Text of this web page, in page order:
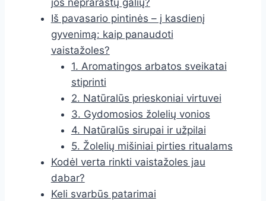
jos neprarastų galių?
Iš pavasario pintinės – į kasdienį
gyvenimą: kaip panaudoti
vaistažoles?
1. Aromatingos arbatos sveikatai
stiprinti
2. Natūralūs prieskoniai virtuvei
3. Gydomosios žolelių vonios
4. Natūralūs sirupai ir užpilai
5. Žolelių mišiniai pirties ritualams
Kodėl verta rinkti vaistažoles jau
dabar?
Keli svarbūs patarimai